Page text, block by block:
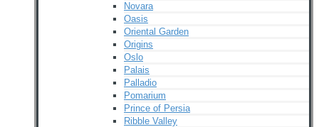
Novara
Oasis
Oriental Garden
Origins
Oslo
Palais
Palladio
Pomarium
Prince of Persia
Ribble Valley